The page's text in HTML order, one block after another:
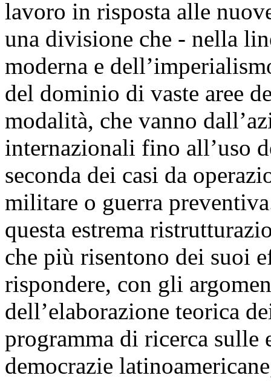
lavoro in risposta alle
una divisione che - nella
moderna e
del dominio di vaste aree
modalità, che vanno
internazionali fino all’uso
seconda dei casi da
militare o guerra
questa estrema
che più risentono dei suoi
rispondere, con gli
dell’elaborazione teorica
programma di ricerca sulle
democrazie